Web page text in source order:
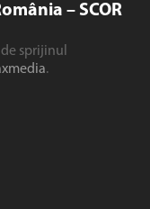
– SCOR
sprijinul
.